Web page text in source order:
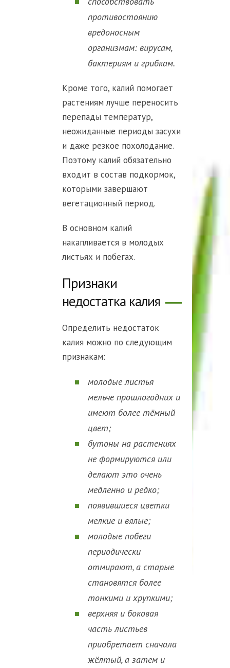
противостоянию
вредоносным
организмам: вирусам,
бактериям и грибкам.
Кроме того, калий помогает
растениям лучше переносить
перепады температур,
неожиданные периоды засухи
и даже резкое похолодание.
Поэтому калий обязательно
входит в состав подкормок,
которыми завершают
вегетационный период.
В основном калий
накапливается в молодых
листьях и побегах.
Признаки
недостатка калия
Определить недостаток
калия можно по следующим
признакам:
молодые листья
мельче прошлогодних и
имеют более тёмный
цвет;
бутоны на растениях
не формируются или
делают это очень
медленно и редко;
появившиеся цветки
мелкие и вялые;
молодые побеги
периодически
отмирают, а старые
становятся более
тонкими и хрупкими;
верхняя и боковая
часть листьев
приобретает сначала
жёлтый, а затем и